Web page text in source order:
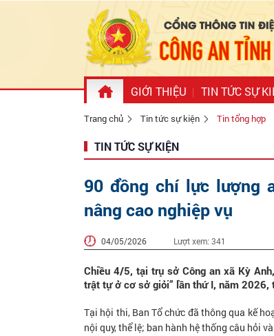
GIỚI THIỆU TIN TỨC SỰ
Trang chủ Tin tức sự kiện Tin tổng hợp
TIN TỨC SỰ KIỆN
90 đồng chí lực lượng
nâng cao nghiệp vụ
04/05/2026 Lượt xem: 341
Chiều 4/5, tại trụ sở Công an xã Kỳ
trật tự ở cơ sở giỏi” lần thứ I, năm
Tại hội thi, Ban Tổ chức đã thông qua kế
nội quy, thể lệ; ban hành hệ thống câu hỏi